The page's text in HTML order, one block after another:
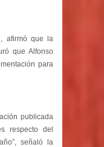
afirmó que la
que Alfonso
para
publicada
respecto del
señaló la